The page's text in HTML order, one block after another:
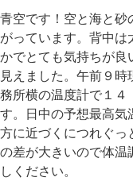
青空です！空と海と砂
がっています。背中は
かでとても気持ちが良
見えました。午前９
務所横の温度計で１４
す。日中の予想最高気
方に近づくにつれぐっ
の差が大きいので体温
しください。